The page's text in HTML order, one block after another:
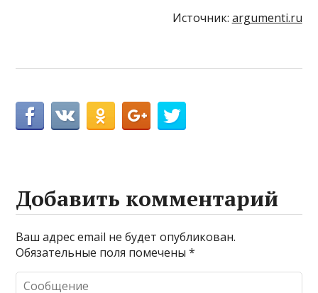
Источник: argumenti.ru
Добавить комментарий
Ваш адрес email не будет опубликован.
Обязательные поля помечены*